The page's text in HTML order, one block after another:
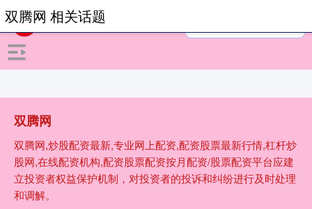
双腾网
双腾网,炒股配资最新,专业网上配资,配资股票最新行情,杠杆炒
股网,在线配资机构,配资股票配资按月配资/股票配资平台应建
立投资者权益保护机制，对投资者的投诉和纠纷进行及时处理
和调解。
双腾网 相关话题